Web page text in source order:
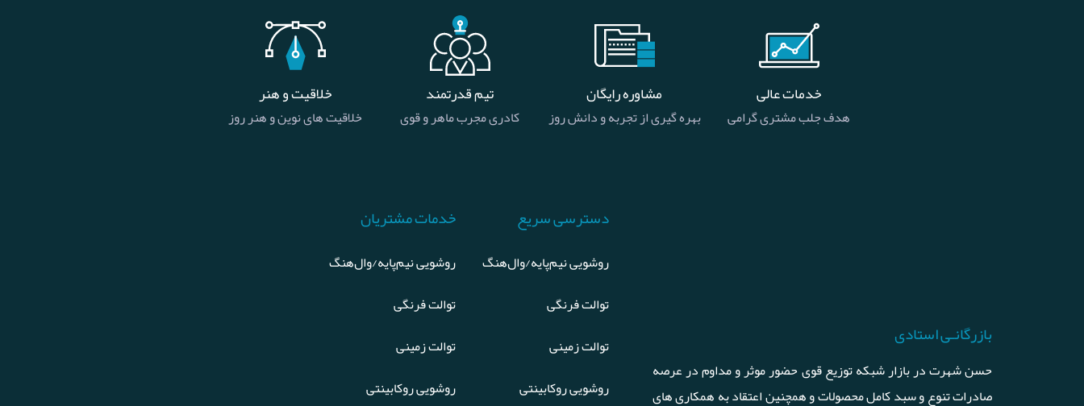
خدمات عالی
هدف جلب مشتری گرامی
مشاوره رایگان
بهره گیری از تجربه و دانش روز
تیم قدرتمند
کادری مجرب ماهر و قوی
خلاقیت و هنر
خلاقیت های نوین و هنر روز
بازرگانـی استادی
حسن شهرت در بازار شبکه توزیع قوی حضور موثر و مداوم در عرصه
صادرات تنوع و سبد کامل محصولات و همچنین اعتقاد به همکاری های
دسترسی سریع
روشویی نیم‌پایه/وال‌هنگ
توالت فرنگی
توالت زمینی
روشویی روکابینتی
خدمات مشتریان
روشویی نیم‌پایه/وال‌هنگ
توالت فرنگی
توالت زمینی
روشویی روکابینتی